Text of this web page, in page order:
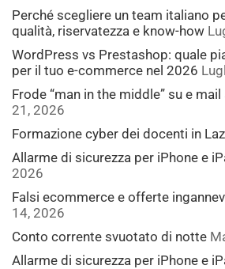
Perché scegliere un team italiano
qualità, riservatezza e know-how
WordPress vs Prestashop: quale
per il tuo e-commerce nel 2026
Frode “man in the middle” su e mail
21, 2026
Formazione cyber dei docenti in
Allarme di sicurezza per iPhone e
2026
Falsi ecommerce e offerte
14, 2026
Conto corrente svuotato di notte
Allarme di sicurezza per iPhone e